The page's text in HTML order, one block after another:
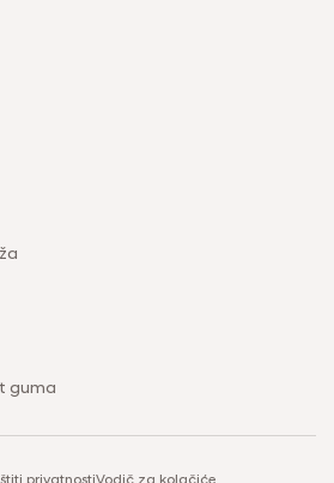
guma
privatnostiVodič za kolačiće